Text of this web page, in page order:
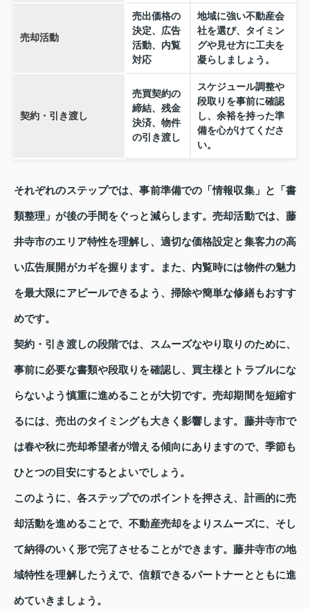
売却活動
売出価格の
決定、広告
活動、内覧
対応
地域に強い不動産会
社を選び、タイミン
グや見せ方に工夫を
凝らしましょう。
契約・引き渡し
売買契約の
締結、残金
決済、物件
の引き渡し
スケジュール調整や
段取りを事前に確認
し、余裕を持った準
備を心がけてくださ
い。
それぞれのステップでは、事前準備での「情報収集」と「書
類整理」が後の手間をぐっと減らします。売却活動では、藤
井寺市のエリア特性を理解し、適切な価格設定と集客力の高
い広告展開がカギを握ります。また、内覧時には物件の魅力
を最大限にアピールできるよう、掃除や簡単な修繕もおすす
めです。
契約・引き渡しの段階では、スムーズなやり取りのために、
事前に必要な書類や段取りを確認し、買主様とトラブルにな
らないよう慎重に進めることが大切です。売却期間を短縮す
るには、売出のタイミングも大きく影響します。藤井寺市で
は春や秋に売却希望者が増える傾向にありますので、季節も
ひとつの目安にするとよいでしょう。
このように、各ステップでのポイントを押さえ、計画的に売
却活動を進めることで、不動産売却をよりスムーズに、そし
て納得のいく形で完了させることができます。藤井寺市の地
域特性を理解したうえで、信頼できるパートナーとともに進
めていきましょう。